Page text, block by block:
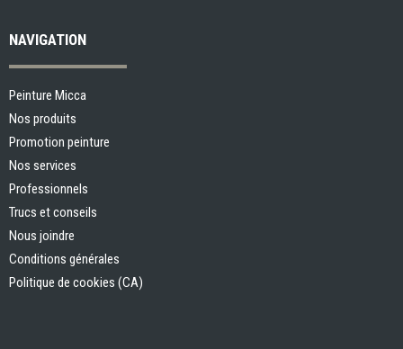
NAVIGATION
Peinture Micca
Nos produits
Promotion peinture
Nos services
Professionnels
Trucs et conseils
Nous joindre
Conditions générales
Politique de cookies (CA)